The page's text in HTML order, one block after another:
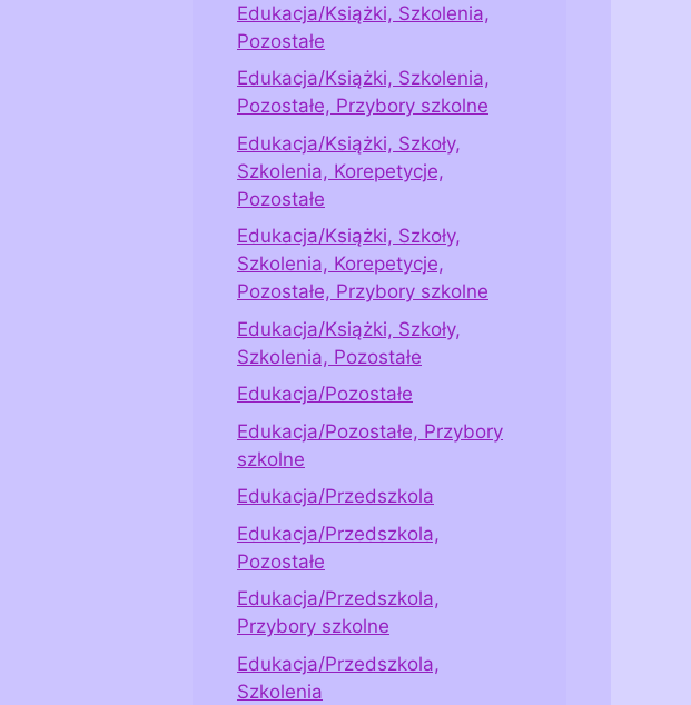
Edukacja/Książki, Szkolenia,
Pozostałe
Edukacja/Książki, Szkolenia,
Pozostałe, Przybory szkolne
Edukacja/Książki, Szkoły,
Szkolenia, Korepetycje,
Pozostałe
Edukacja/Książki, Szkoły,
Szkolenia, Korepetycje,
Pozostałe, Przybory szkolne
Edukacja/Książki, Szkoły,
Szkolenia, Pozostałe
Edukacja/Pozostałe
Edukacja/Pozostałe, Przybory
szkolne
Edukacja/Przedszkola
Edukacja/Przedszkola,
Pozostałe
Edukacja/Przedszkola,
Przybory szkolne
Edukacja/Przedszkola,
Szkolenia